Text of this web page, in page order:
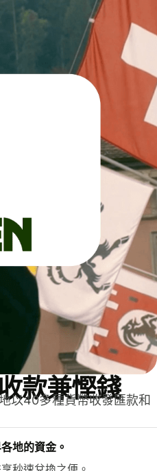
款兼慳錢
以40多種貨幣收發匯款和
地的資金。